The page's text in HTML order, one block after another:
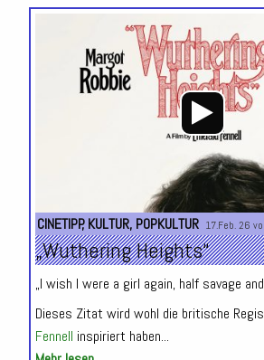
CINETIPP,KULTUR, POPKULTUR 17.Feb. 26
„Wuthering Heights“
„I wish I were a girl again, half savage
Dieses Zitat wird wohl die britische
Fennell inspiriert haben...